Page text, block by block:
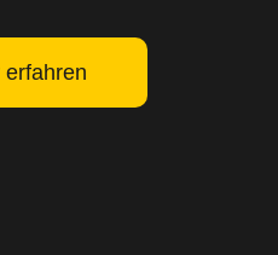
erfahren